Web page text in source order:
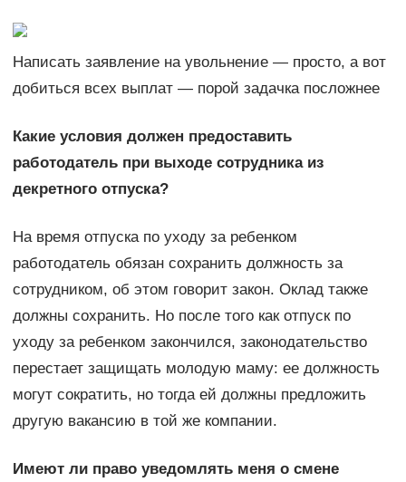
Написать заявление на увольнение — просто, а вот
добиться всех выплат — порой задачка посложнее
Какие условия должен предоставить
работодатель при выходе сотрудника из
декретного отпуска?
На время отпуска по уходу за ребенком
работодатель обязан сохранить должность за
сотрудником, об этом говорит закон. Оклад также
должны сохранить. Но после того как отпуск по
уходу за ребенком закончился, законодательство
перестает защищать молодую маму: ее должность
могут сократить, но тогда ей должны предложить
другую вакансию в той же компании.
Имеют ли право уведомлять меня о смене